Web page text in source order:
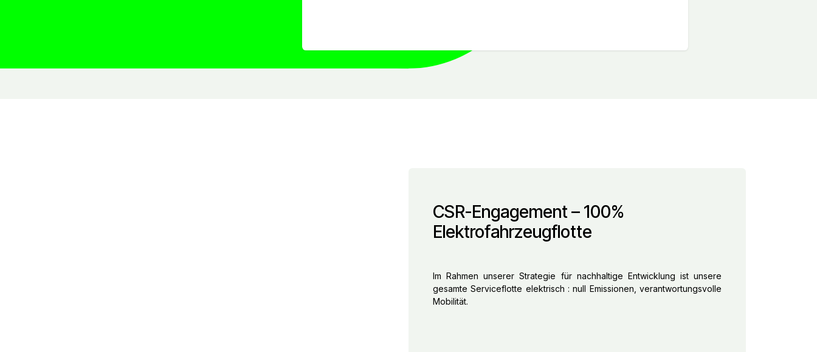
CSR-Engagement – 100%
Elektrofahrzeugflotte
Im Rahmen unserer Strategie für nachhaltige Entwicklung ist unsere
gesamte Serviceflotte elektrisch : null Emissionen, verantwortungsvolle
Mobilität.